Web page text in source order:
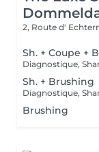
2, Route d'
Sh. + Coupe +
Sh. + Brushing
Brushing